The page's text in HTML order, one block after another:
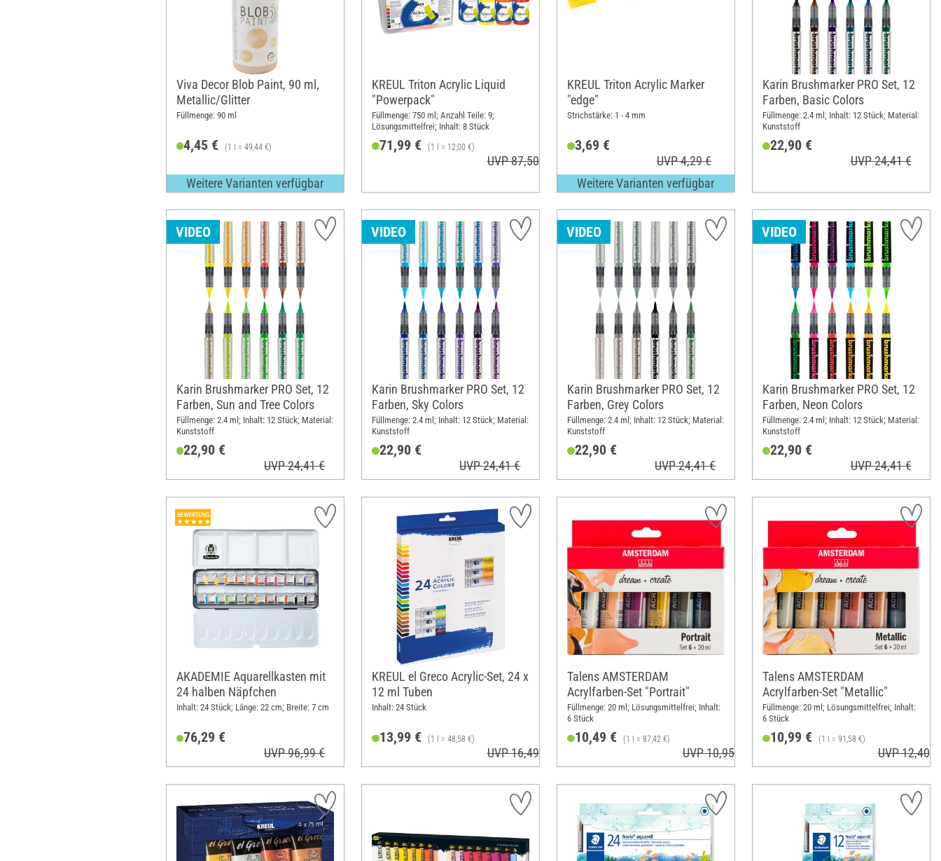
Viva Decor Blob Paint, 90 ml,
Metallic/Glitter
Füllmenge: 90 ml
4,45 € (1 l = 49,44 €)
Weitere Varianten verfügbar
KREUL Triton Acrylic Liquid
"Powerpack"
Füllmenge: 750 ml; Anzahl Teile: 9;
Lösungsmittelfrei; Inhalt: 8 Stück
71,99 € (1 l = 12,00 €)
UVP 87,50 €
KREUL Triton Acrylic Marker
"edge"
Strichstärke: 1 - 4 mm
3,69 €
UVP 4,29 €
Weitere Varianten verfügbar
Karin Brushmarker PRO Set, 12
Farben, Basic Colors
Füllmenge: 2.4 ml; Inhalt: 12 Stück; Material:
Kunststoff
22,90 €
UVP 24,41 €
VIDEO
Karin Brushmarker PRO Set, 12
Farben, Sun and Tree Colors
Füllmenge: 2.4 ml; Inhalt: 12 Stück; Material:
Kunststoff
22,90 €
UVP 24,41 €
VIDEO
Karin Brushmarker PRO Set, 12
Farben, Sky Colors
Füllmenge: 2.4 ml; Inhalt: 12 Stück; Material:
Kunststoff
22,90 €
UVP 24,41 €
VIDEO
Karin Brushmarker PRO Set, 12
Farben, Grey Colors
Füllmenge: 2.4 ml; Inhalt: 12 Stück; Material:
Kunststoff
22,90 €
UVP 24,41 €
VIDEO
Karin Brushmarker PRO Set, 12
Farben, Neon Colors
Füllmenge: 2.4 ml; Inhalt: 12 Stück; Material:
Kunststoff
22,90 €
UVP 24,41 €
AKADEMIE Aquarellkasten mit
24 halben Näpfchen
Inhalt: 24 Stück; Länge: 22 cm; Breite: 7 cm
76,29 €
UVP 96,99 €
KREUL el Greco Acrylic-Set, 24 x
12 ml Tuben
Inhalt: 24 Stück
13,99 € (1 l = 48,58 €)
UVP 16,49 €
Talens AMSTERDAM
Acrylfarben-Set "Portrait"
Füllmenge: 20 ml; Lösungsmittelfrei; Inhalt:
6 Stück
10,49 € (1 l = 87,42 €)
UVP 10,95 €
Talens AMSTERDAM
Acrylfarben-Set "Metallic"
Füllmenge: 20 ml; Lösungsmittelfrei; Inhalt:
6 Stück
10,99 € (1 l = 91,58 €)
UVP 12,40 €